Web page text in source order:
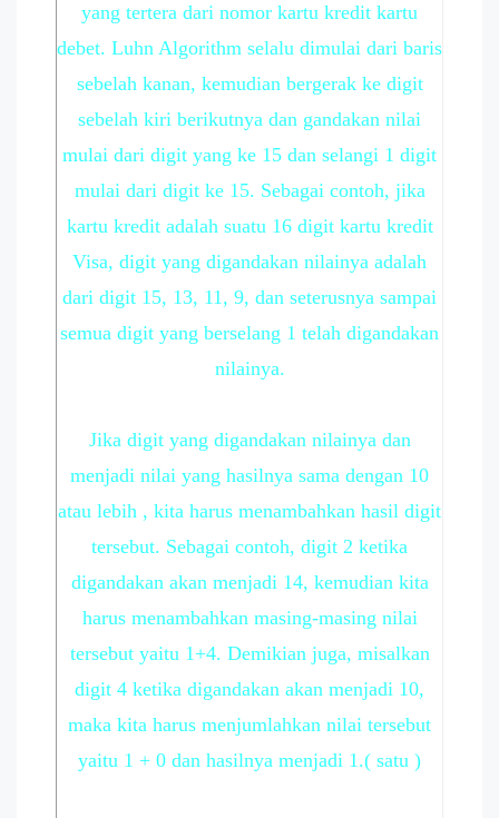
yang tertera dari nomor kartu kredit kartu
debet. Luhn Algorithm selalu dimulai dari baris
sebelah kanan, kemudian bergerak ke digit
sebelah kiri berikutnya dan gandakan nilai
mulai dari digit yang ke 15 dan selangi 1 digit
mulai dari digit ke 15. Sebagai contoh, jika
kartu kredit adalah suatu 16 digit kartu kredit
Visa, digit yang digandakan nilainya adalah
dari digit 15, 13, 11, 9, dan seterusnya sampai
semua digit yang berselang 1 telah digandakan
nilainya.
Jika digit yang digandakan nilainya dan
menjadi nilai yang hasilnya sama dengan 10
atau lebih , kita harus menambahkan hasil digit
tersebut. Sebagai contoh, digit 2 ketika
digandakan akan menjadi 14, kemudian kita
harus menambahkan masing-masing nilai
tersebut yaitu 1+4. Demikian juga, misalkan
digit 4 ketika digandakan akan menjadi 10,
maka kita harus menjumlahkan nilai tersebut
yaitu 1 + 0 dan hasilnya menjadi 1.( satu )